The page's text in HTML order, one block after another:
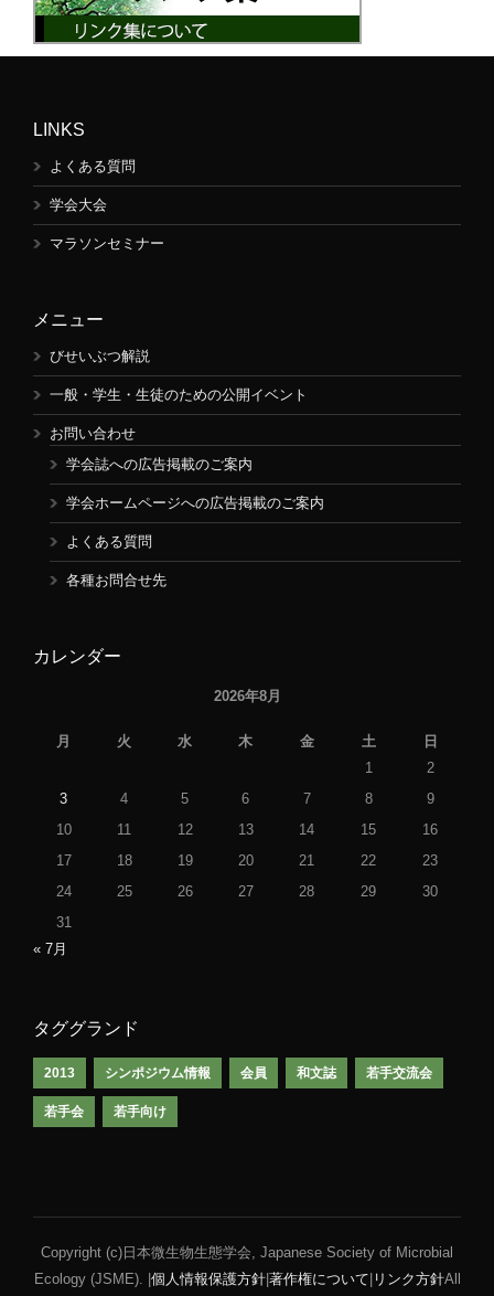
LINKS
よくある質問
学会大会
マラソンセミナー
メニュー
びせいぶつ解説
一般・学生・生徒のための公開イベント
お問い合わせ
学会誌への広告掲載のご案内
学会ホームページへの広告掲載のご案内
よくある質問
各種お問合せ先
カレンダー
2026年8月
月 火 水 木 金 土
日
1
2
3
4 5 6 7 8
9
10
11 12 13 14 15
16
17
18 19 20 21 22
23
24
25 26 27 28 29
30
31
« 7月
タググランド
2013 シンポジウム情報 会員 和文誌 若手交流会
若手会 若手向け
Copyright (c)日本微生物生態学会, Japanese Society of Microbial
Ecology (JSME). | 個人情報保護方針| 著作権について リンク方針All